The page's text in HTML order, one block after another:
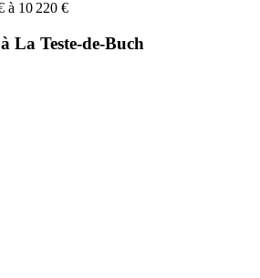
à 10 220 €
La Teste-de-Buch